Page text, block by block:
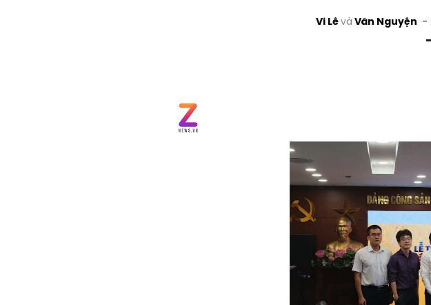
Vi Lê Văn Nguyện